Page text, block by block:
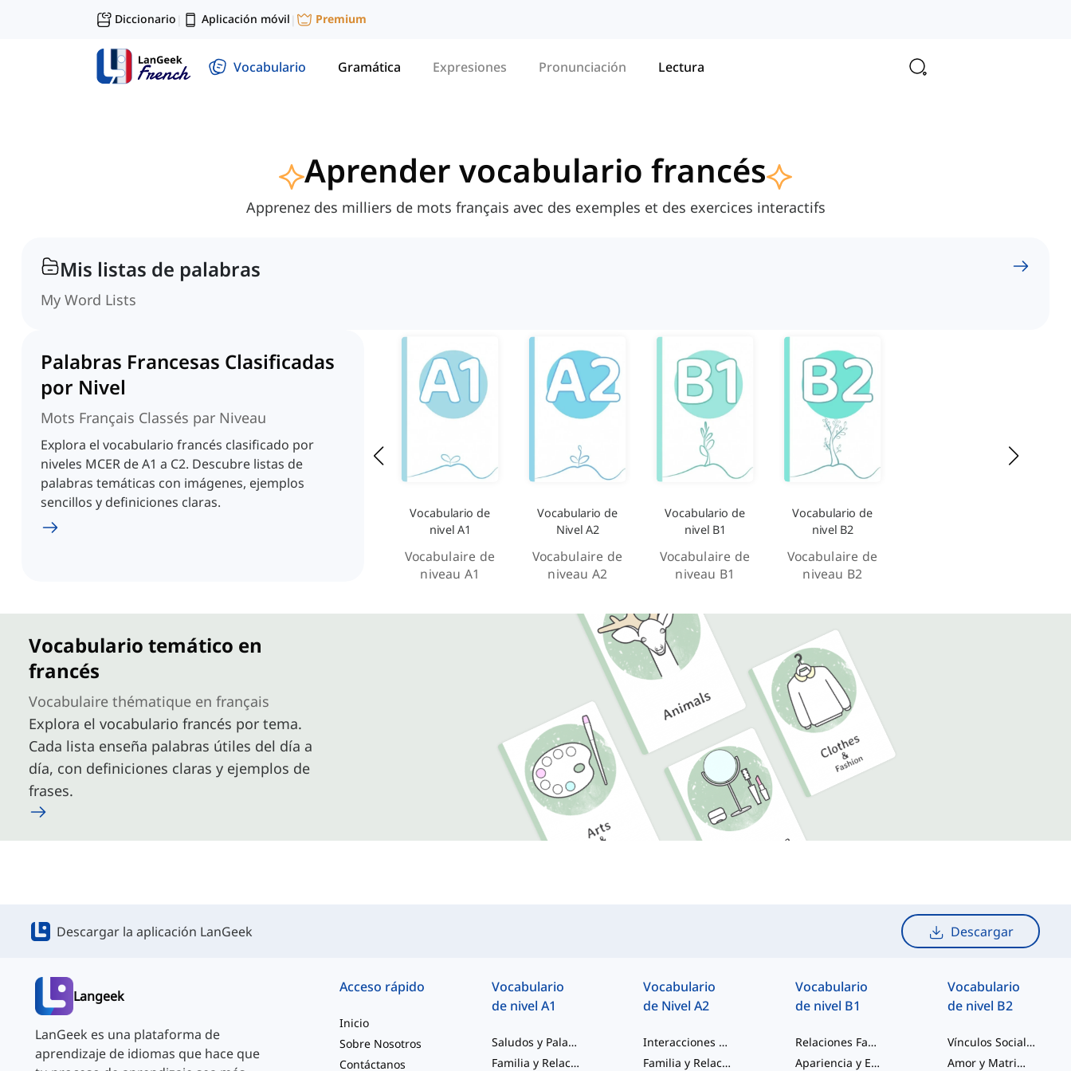
Diccionario | Aplicación móvil | Premium
Vocabulario Gramática Expresiones Pronunciación Lectura
Aprender vocabulario francés
Apprenez des milliers de mots français avec des exemples et des exercices interactifs
Mis listas de palabras
My Word Lists
Palabras Francesas Clasificadas
por Nivel
Mots Français Classés par Niveau
Explora el vocabulario francés clasificado por
niveles MCER de A1 a C2. Descubre listas de
palabras temáticas con imágenes, ejemplos
sencillos y definiciones claras.
Vocabulario de
nivel A1
Vocabulaire de
niveau A1
Vocabulario de
Nivel A2
Vocabulaire de
niveau A2
Vocabulario de
nivel B1
Vocabulaire de
niveau B1
Vocabulario de
nivel B2
Vocabulaire de
niveau B2
Vocabulario temático en
francés
Vocabulaire thématique en français
Explora el vocabulario francés por tema.
Cada lista enseña palabras útiles del día a
día, con definiciones claras y ejemplos de
frases.
Descargar la aplicación LanGeek Descargar
Langeek
LanGeek es una plataforma de
aprendizaje de idiomas que hace que
Acceso rápido
Inicio
Sobre Nosotros
Contáctanos
Vocabulario
de nivel A1
Saludos y Palabras para Principiantes
Familia y Relaciones
Vocabulario
de Nivel A2
Interacciones Sociales
Familia y Relaciones
Vocabulario
de nivel B1
Relaciones Familiares y Amorosas
Apariencia y Encanto
Vocabulario
de nivel B2
Vínculos Sociales y Familiares
Amor y Matrimonio